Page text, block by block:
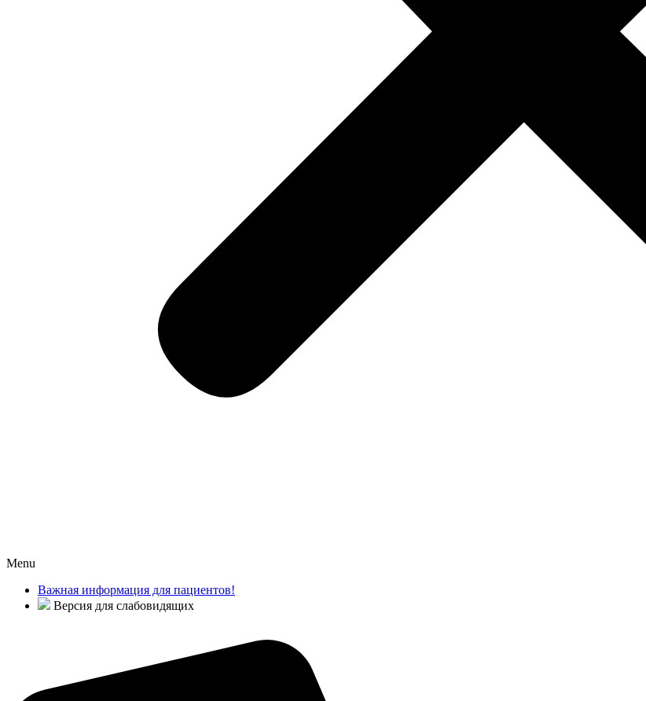
Menu
Важная информация для пациентов!
Версия для слабовидящих